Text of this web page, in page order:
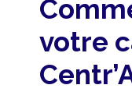
votre